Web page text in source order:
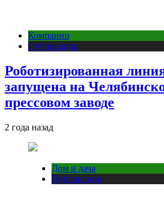
Компании
Публикации
Роботизированная
запущена на
прессовом заводе
2 года назад
Дом и дача
Публикации